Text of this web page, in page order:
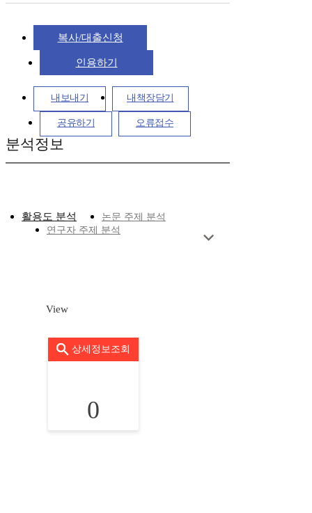
복사/대출신청
인용하기
내보내기 내책장담기
공유하기 오류접수
분석정보
활용도 분석
논문 주제 분석
연구자 주제 분석
View
상세정보조회
0